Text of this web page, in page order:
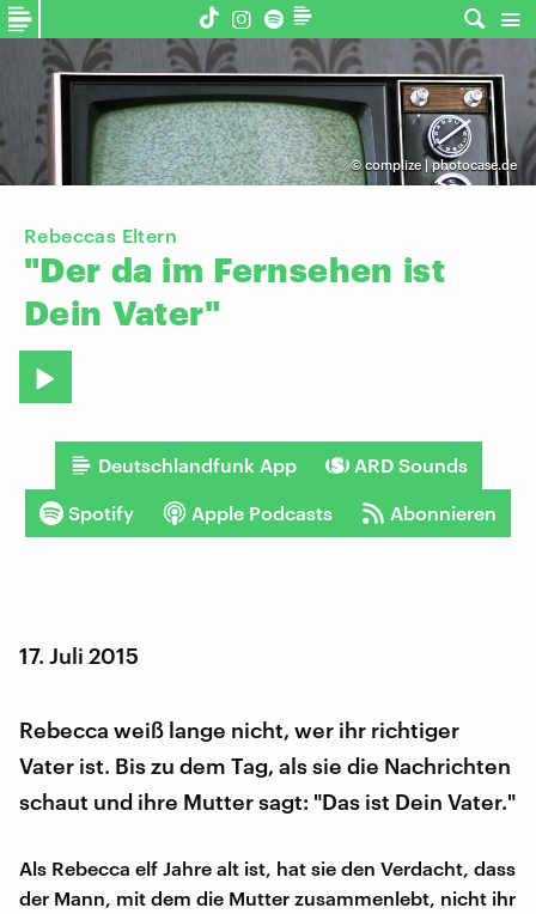
©complize | photocase.de
Rebeccas Eltern
"Der da im Fernsehen ist
Dein Vater"
Deutschlandfunk App ARD Sounds
Spotify Apple Podcasts Abonnieren
17. Juli 2015
Rebecca weiß lange nicht, wer ihr richtiger
Vater ist. Bis zu dem Tag, als sie die Nachrichten
schaut und ihre Mutter sagt: "Das ist Dein Vater."
Als Rebecca elf Jahre alt ist, hat sie den Verdacht, dass
der Mann, mit dem die Mutter zusammenlebt, nicht ihr